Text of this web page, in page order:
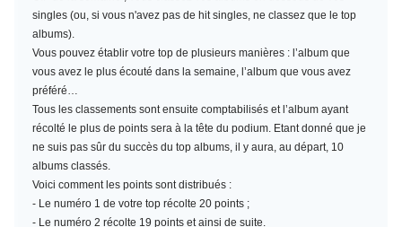
singles (ou, si vous n'avez pas de hit singles, ne classez que le top
albums).
Vous pouvez établir votre top de plusieurs manières : l’album que
vous avez le plus écouté dans la semaine, l’album que vous avez
préféré…
Tous les classements sont ensuite comptabilisés et l’album ayant
récolté le plus de points sera à la tête du podium. Etant donné que je
ne suis pas sûr du succès du top albums, il y aura, au départ, 10
albums classés.
Voici comment les points sont distribués :
- Le numéro 1 de votre top récolte 20 points ;
- Le numéro 2 récolte 19 points et ainsi de suite.